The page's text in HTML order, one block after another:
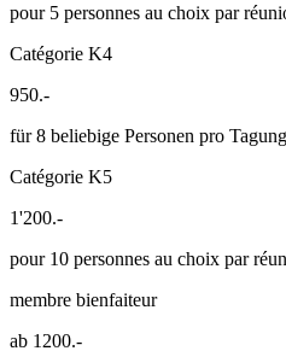
pour 5 personnes au choix par
Catégorie K4
950.-
für 8 beliebige Personen pro Tagung
Catégorie K5
1'200.-
pour 10 personnes au choix par
membre bienfaiteur
ab 1200.-